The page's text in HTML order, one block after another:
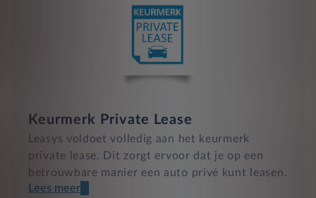
Keurmerk Private Lease
Leasys voldoet volledig aan het keurmerk
private lease. Dit zorgt ervoor dat je op een
betrouwbare manier een auto privé kunt leasen.
Lees meer